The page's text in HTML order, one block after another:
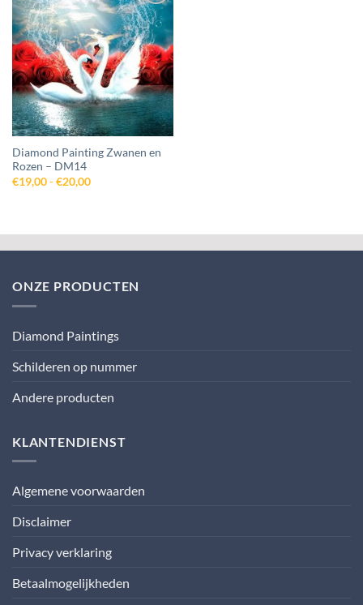
Toevoegen
aan
wenslijst
Diamond Painting Zwanen en
Rozen – DM14
€19,00 - €20,00Prijsklasse:
ONZE PRODUCTEN
Diamond Paintings
Schilderen op nummer
Andere producten
KLANTENDIENST
Algemene voorwaarden
Disclaimer
Privacy verklaring
Betaalmogelijkheden